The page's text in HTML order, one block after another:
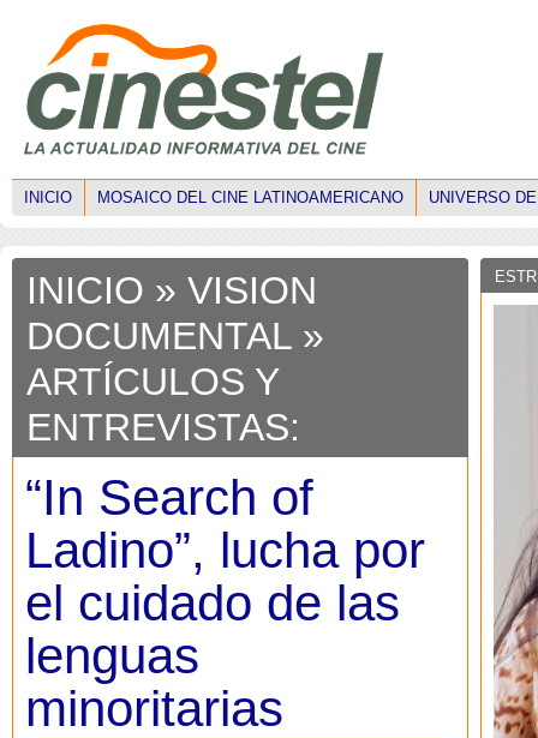
INICIO MOSAICO DEL CINE LATINOAMERICANO UNIVERSO
INICIO » VISION
DOCUMENTAL »
ARTÍCULOS Y
ENTREVISTAS:
“In Search of
Ladino”, lucha por
el cuidado de las
lenguas
minoritarias